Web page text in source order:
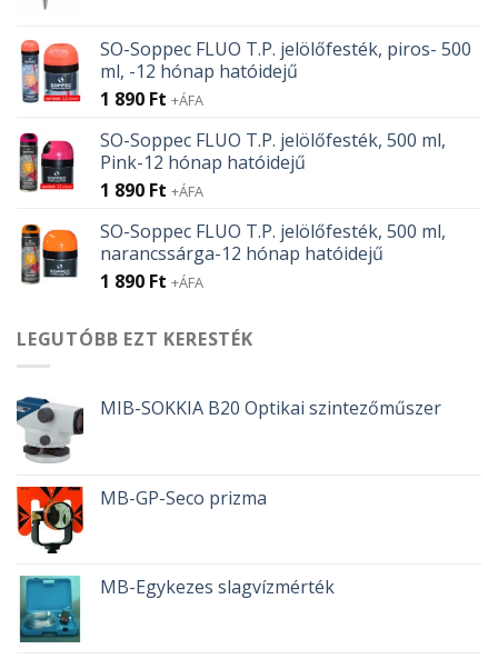
107 Ft.95 Ft.
SO-Soppec FLUO T.P. jelölőfesték, piros- 500
ml, -12 hónap hatóidejű
1 890 Ft +ÁFA
SO-Soppec FLUO T.P. jelölőfesték, 500 ml,
Pink-12 hónap hatóidejű
1 890 Ft +ÁFA
SO-Soppec FLUO T.P. jelölőfesték, 500 ml,
narancssárga-12 hónap hatóidejű
1 890 Ft +ÁFA
LEGUTÓBB EZT KERESTÉK
MIB-SOKKIA B20 Optikai szintezőműszer
MB-GP-Seco prizma
MB-Egykezes slagvízmérték